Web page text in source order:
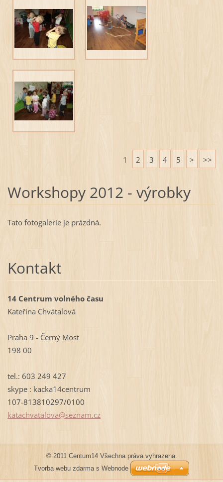
1 2 3 4 5 > >>
Workshopy 2012 - výrobky
Tato fotogalerie je prázdná.
Kontakt
14 Centrum volného času
Kateřina Chvátalová
Praha 9 - Černý Most
198 00
tel.: 603 249 427
skype : kacka14centrum
107-813810297/0100
katachvatalova@seznam.cz
© 2011 Centum14 Všechna práva vyhrazena.
Tvorba webu zdarma s Webnode